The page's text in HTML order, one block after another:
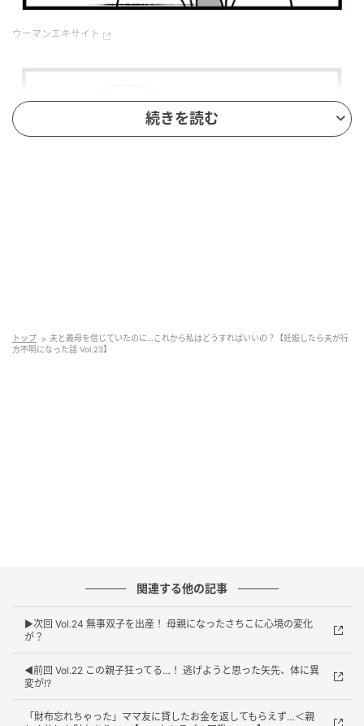
ウーマンエキサイト
ウーマンエキサイト
続きを読む
トップ
夫と義母を信じていたのに…これから私はどうすればいいの？【妊娠したら夫が行
方不明になった話 Vol.23】
関連する他の記事
▶︎次回 Vol.24 無事双子を出産！ 母親になったさちこに心境の変化
が？
◀︎前回 Vol.22 この親子狂ってる…！ 逃げようと思った矢先、体に異
変が!?
「財布忘れちゃった」ママ友に貸したお金を返してもらえず…＜親